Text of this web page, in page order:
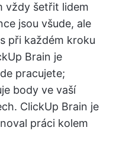
vždy šetřit lidem
jsou všude, ale
při každém kroku
Brain je
pracujete;
body ve vaší
ClickUp Brain je
práci kolem